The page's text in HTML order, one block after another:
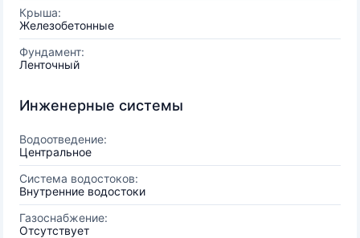
Крыша:
Железобетонные
Фундамент:
Ленточный
Инженерные системы
Водоотведение:
Центральное
Система водостоков:
Внутренние водостоки
Газоснабжение:
Отсутствует